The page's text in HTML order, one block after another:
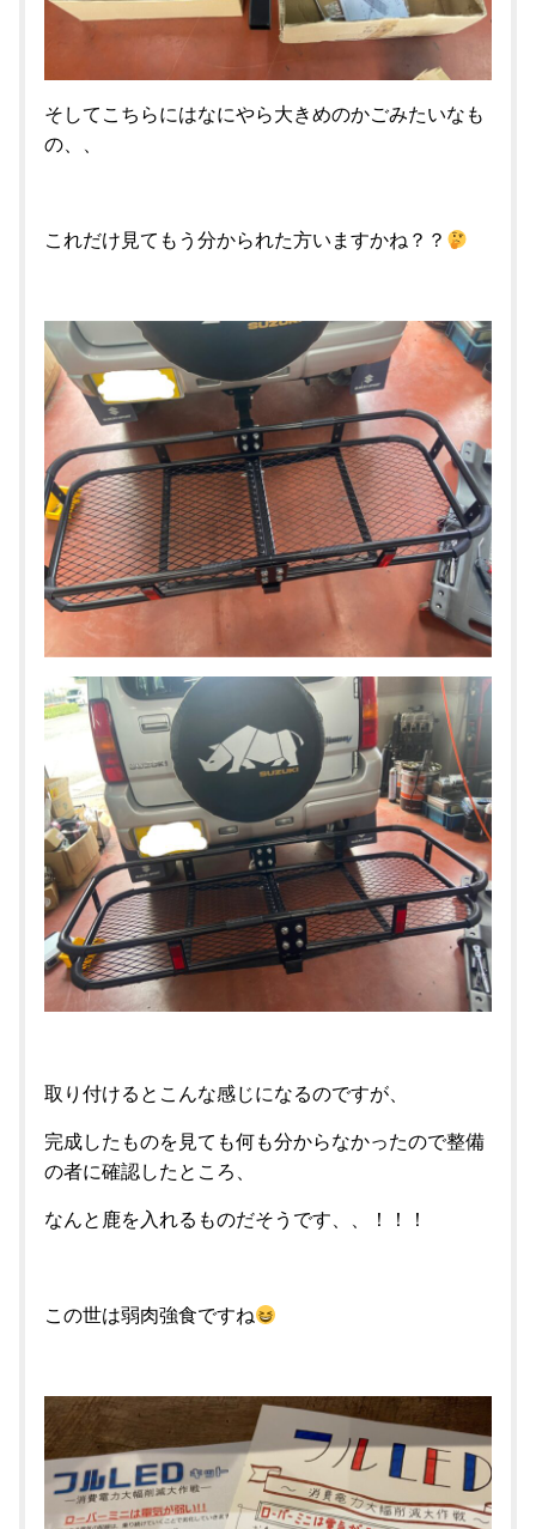
そしてこちらにはなにやら大きめのかごみたいなも
の、、
これだけ見てもう分かられた方いますかね？？
取り付けるとこんな感じになるのですが、
完成したものを見ても何も分からなかったので整備
の者に確認したところ、
なんと鹿を入れるものだそうです、、！！！
この世は弱肉強食ですね